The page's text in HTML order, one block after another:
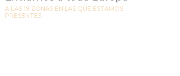
A LAS 19 ZONAS EN LAS QUE ESTAMOS
PRESENTES